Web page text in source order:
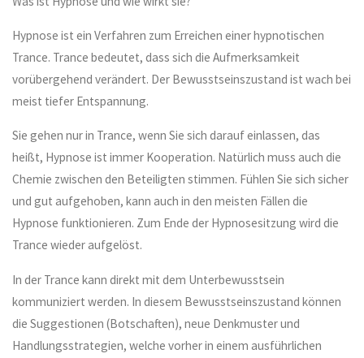
Hypnose ist ein Verfahren zum Erreichen einer hypnotischen
Trance. Trance bedeutet, dass sich die Aufmerksamkeit
vorübergehend verändert. Der Bewusstseinszustand ist wach bei
meist tiefer Entspannung.
Sie gehen nur in Trance, wenn Sie sich darauf einlassen, das
heißt, Hypnose ist immer Kooperation. Natürlich muss auch die
Chemie zwischen den Beteiligten stimmen. Fühlen Sie sich sicher
und gut aufgehoben, kann auch in den meisten Fällen die
Hypnose funktionieren. Zum Ende der Hypnosesitzung wird die
Trance wieder aufgelöst.
In der Trance kann direkt mit dem Unterbewusstsein
kommuniziert werden. In diesem Bewusstseinszustand können
die Suggestionen (Botschaften), neue Denkmuster und
Handlungsstrategien, welche vorher in einem ausführlichen